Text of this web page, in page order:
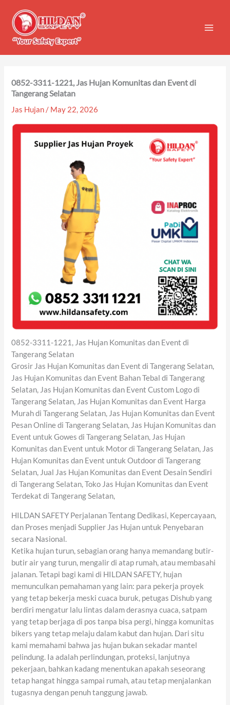
content
0852-3311-1221, Jas Hujan Komunitas dan Event di
Tangerang Selatan
Jas Hujan/ May 22, 2026
0852-3311-1221, Jas Hujan Komunitas dan Event di
Tangerang Selatan
Grosir Jas Hujan Komunitas dan Event di Tangerang Selatan,
Jas Hujan Komunitas dan Event Bahan Tebal di Tangerang
Selatan, Jas Hujan Komunitas dan Event Custom Logo di
Tangerang Selatan, Jas Hujan Komunitas dan Event Harga
Murah di Tangerang Selatan, Jas Hujan Komunitas dan Event
Pesan Online di Tangerang Selatan, Jas Hujan Komunitas dan
Event untuk Gowes di Tangerang Selatan, Jas Hujan
Komunitas dan Event untuk Motor di Tangerang Selatan, Jas
Hujan Komunitas dan Event untuk Outdoor di Tangerang
Selatan, Jual Jas Hujan Komunitas dan Event Desain Sendiri
di Tangerang Selatan, Toko Jas Hujan Komunitas dan Event
Terdekat di Tangerang Selatan,
HILDAN SAFETY Perjalanan Tentang Dedikasi, Kepercayaan,
dan Proses menjadi Supplier Jas Hujan untuk Penyebaran
secara Nasional.
Ketika hujan turun, sebagian orang hanya memandang butir-
butir air yang turun, mengalir di atap rumah, atau membasahi
jalanan. Tetapi bagi kami di HILDAN SAFETY, hujan
memunculkan pemahaman yang lain: para pekerja proyek
yang tetap bekerja meski cuaca buruk, petugas Dishub yang
berdiri mengatur lalu lintas dalam derasnya cuaca, satpam
yang tetap berjaga di pos tanpa bisa pergi, hingga komunitas
bikers yang tetap melaju dalam kabut dan hujan. Dari situ
kami memahami bahwa jas hujan bukan sekadar mantel
pelindung. Ia adalah perlindungan, proteksi, lanjutnya
pekerjaan, bahkan kadang menentukan apakah seseorang
tetap hangat hingga sampai rumah, atau tetap menjalankan
tugasnya dengan penuh tanggung jawab.